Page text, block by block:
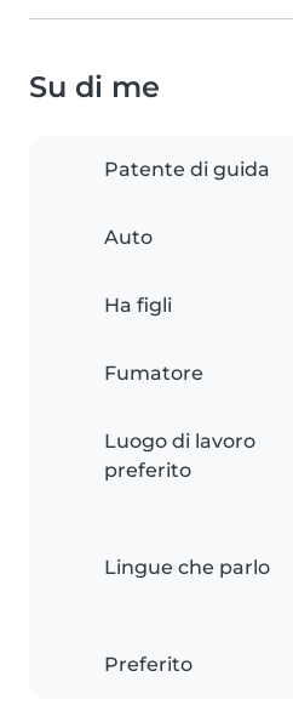
Su di me
Patente di guida
Auto
Ha figli
Fumatore
Luogo di lavoro
preferito
Lingue che parlo
Preferito